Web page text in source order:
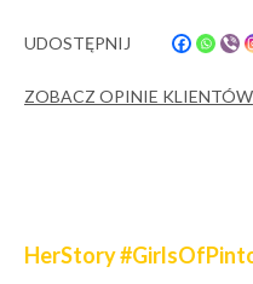
UDOSTĘPNIJ
ZOBACZ OPINIE KLIENTÓW
HerStory